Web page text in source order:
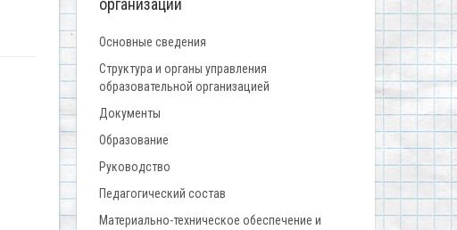
организации
Основные сведения
Структура и органы управления
образовательной организацией
Документы
Образование
Руководство
Педагогический состав
Материально-техническое обеспечение и